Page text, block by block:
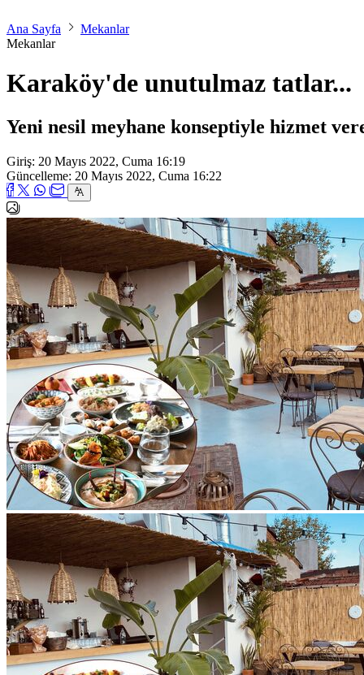
Ana Sayfa
Mekanlar
Mekanlar
Karaköy'de unutulmaz tatlar...
Yeni nesil meyhane konseptiyle hizmet
Giriş: 20 Mayıs 2022, Cuma 16:19
Güncelleme: 20 Mayıs 2022, Cuma 16:22